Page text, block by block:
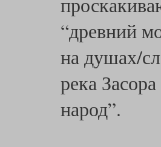
“древний
на душах/
река
народ”.